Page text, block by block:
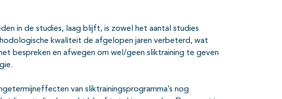
in de studies, laag blijft, is zowel het aantal studies
kwaliteit de afgelopen jaren verbeterd, wat
bespreken en afwegen om wel/geen sliktraining te geven
van sliktrainingsprogramma’s nog